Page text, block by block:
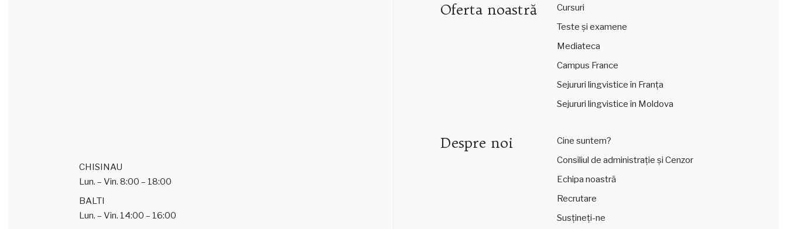
CHISINAU
Lun. – Vin. 8:00 – 18:00
BALTI
Lun. – Vin. 14:00 – 16:00
Oferta noastră
Cursuri
Teste și examene
Mediateca
Campus France
Sejururi lingvistice în Franța
Sejururi lingvistice în Moldova
Despre noi
Cine suntem?
Consiliul de administrație și Cenzor
Echipa noastră
Recrutare
Susțineți-ne